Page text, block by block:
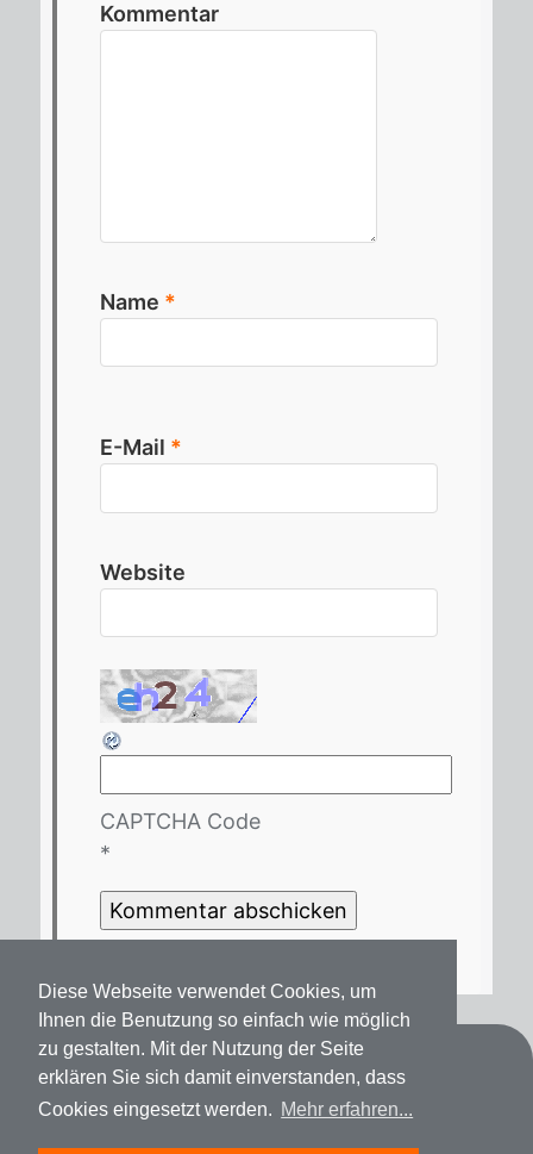
Diese Webseite verwendet Cookies, um
Ihnen die Benutzung so einfach wie möglich
zu gestalten. Mit der Nutzung der Seite
erklären Sie sich damit einverstanden, dass
Cookies eingesetzt werden. Mehr erfahren...
Kommentar
Name *
E-Mail *
Website
CAPTCHA Code
*
Kontakt
Datenschutz